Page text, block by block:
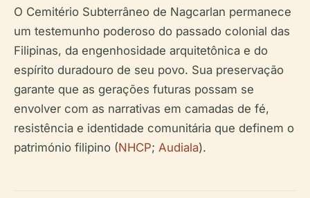
O Cemitério Subterrâneo de Nagcarlan permanece
um testemunho poderoso do passado colonial das
Filipinas, da engenhosidade arquitetônica e do
espírito duradouro de seu povo. Sua preservação
garante que as gerações futuras possam se
envolver com as narrativas em camadas de fé,
resistência e identidade comunitária que definem o
património filipino (NHCP; Audiala).